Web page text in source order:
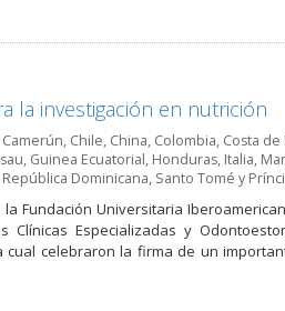
la investigación en nutrición
Camerún, Chile, China, Colombia, Costa de
, Guinea Ecuatorial, Honduras, Italia,
República Dominicana, Santo Tomé y
Fundación Universitaria
Clínicas Especializadas y
celebraron la firma de un